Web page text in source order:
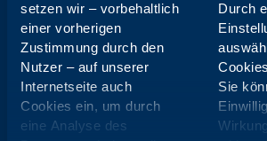
setzen wir – vorbehaltlich
einer vorherigen
Zustimmung durch den
Nutzer – auf unserer
Internetseite auch
Cookies ein, um durch
eine Analyse des
Durch entsprechende
Einstellungen können Sie
auswählen, ob Sie solche
Cookies zulassen wollen.
Sie können Ihre
Einwilligung jederzeit mit
Wirkung für die Zukunft